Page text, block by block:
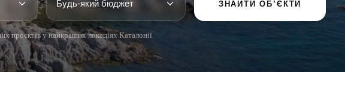
ЗНАЙТИ ОБ’ЄКТИ
проєктів у найкращих локаціях Каталонії.